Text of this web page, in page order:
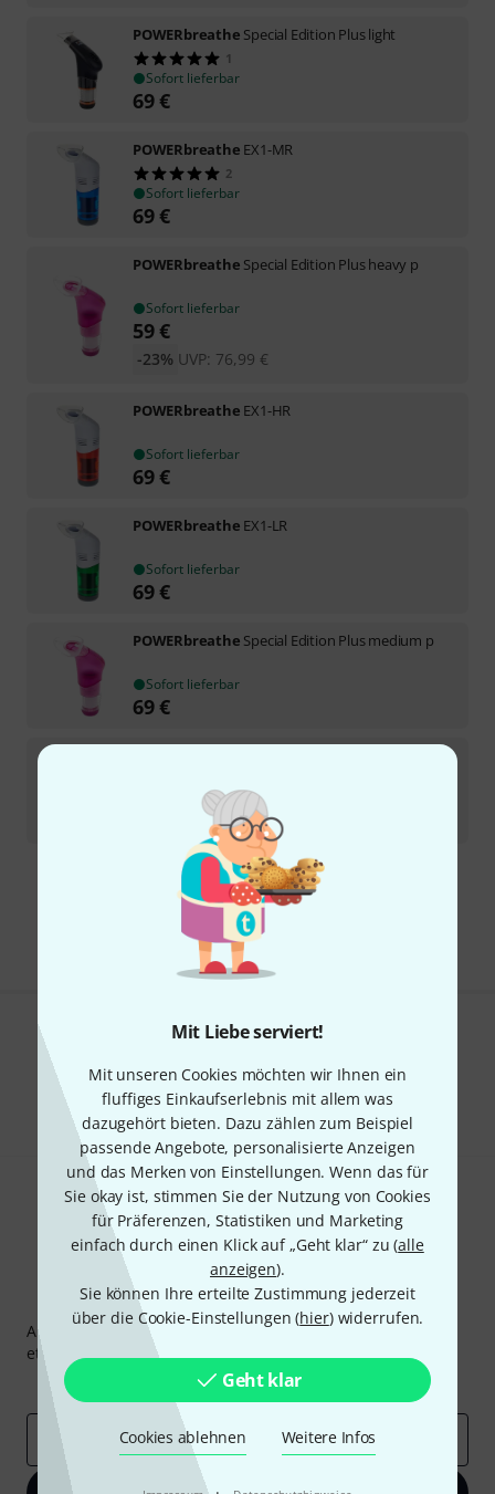
Mit Liebe serviert!
Mit unseren Cookies möchten wir Ihnen ein
fluffiges Einkaufserlebnis mit allem was
dazugehört bieten. Dazu zählen zum Beispiel
passende Angebote, personalisierte Anzeigen
und das Merken von Einstellungen. Wenn das für
Sie okay ist, stimmen Sie der Nutzung von Cookies
für Präferenzen, Statistiken und Marketing
einfach durch einen Klick auf „Geht klar“ zu (alle
anzeigen).
Sie können Ihre erteilte Zustimmung jederzeit
über die Cookie-Einstellungen (hier) widerrufen.
Geht klar
Cookies ablehnen Weitere Infos
POWERbreathe Special Edition Plus light
1
Sofort lieferbar
69€
POWERbreathe EX1-MR
2
Sofort lieferbar
69€
POWERbreathe Special Edition Plus heavy p
Sofort lieferbar
59€
UVP: 76,99 €
-23%
POWERbreathe EX1-HR
Sofort lieferbar
69€
POWERbreathe EX1-LR
Sofort lieferbar
69€
POWERbreathe Special Edition Plus medium p
Sofort lieferbar
69€
Sofort lieferbar
Kostenloser Versand ab 29 €
Alle Preise inkl. MwSt.
Gefällt Ihnen, was Sie sehen?
Teilen Hilfe & Feedback
Thomann Newsletter
Abonniere den Thomann Newsletter und gewinne mit
etwas Glück einen von50 Gutscheinenüber jeweils50€
Inspirierende Beiträge
Deals Thomann Insights
E-Mail-Adresse*